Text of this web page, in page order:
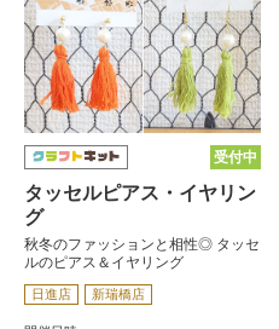
受付中
タッセルピアス・イヤリン
グ
秋冬のファッションと相性◎ タッセ
ルのピアス＆イヤリング
日進店 新瑞橋店